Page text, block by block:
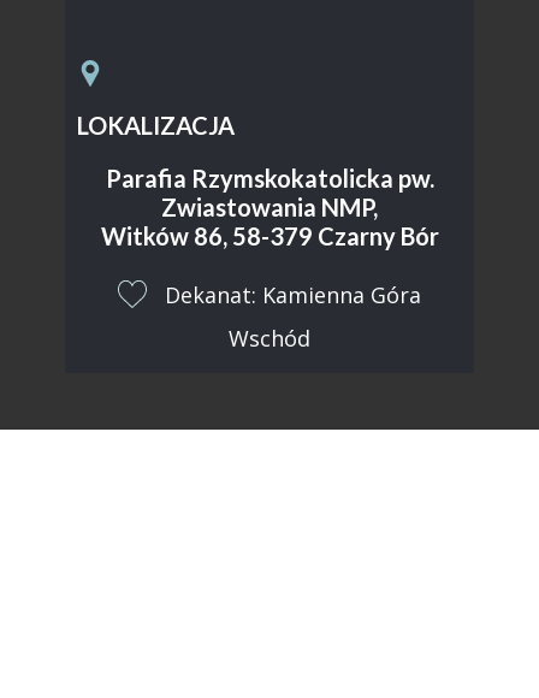
LOKALIZACJA
Parafia Rzymskokatolicka pw.
Zwiastowania NMP,
Witków 86, 58-379 Czarny Bór
​Dekanat: Kamienna Góra
Wschód